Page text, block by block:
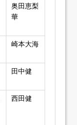
奥田恵梨
華
崎本大海
田中健
西田健